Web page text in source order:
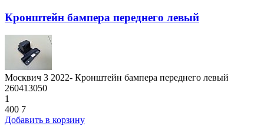
Кронштейн бампера переднего левый
Москвич 3 2022- Кронштейн бампера переднего левый
260413050
1
400 7
Добавить в корзину